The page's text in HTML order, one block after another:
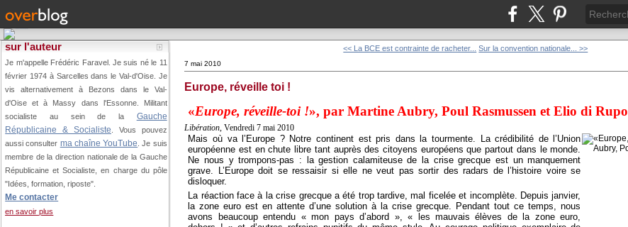
sur l'auteur
Je m'appelle Frédéric Faravel. Je suis né le 11
février 1974 à Sarcelles dans le Val-d'Oise. Je
vis alternativement à Bezons dans le Val-
d'Oise et à Massy dans l'Essonne. Militant
socialiste au sein de la Gauche
Républicaine & Socialiste . Vous pouvez
aussi consulter ma chaîne YouTube . Je suis
membre de la direction nationale de la Gauche
Républicaine et Socialiste, en charge du pôle
"Idées, formation, riposte".
Me contacter
en savoir plus
<< La BCE est contrainte de racheter... Sur la convention nationale... >>
7 mai 2010
Europe, réveille toi !
«Europe, réveille-toi !», par Martine Aubry, Poul Rasmussen et Elio di Rupo
Libération , Vendredi 7 mai 2010
Mais où va l’Europe ? Notre continent est pris dans la tourmente. La crédibilité de l’Union
européenne est en chute libre tant auprès des citoyens européens que partout dans le monde.
Ne nous y trompons-pas : la gestion calamiteuse de la crise grecque est un manquement
grave. L’Europe doit se ressaisir si elle ne veut pas sortir des radars de l’histoire voire se
disloquer.
La réaction face à la crise grecque a été trop tardive, mal ficelée et incomplète. Depuis janvier,
la zone euro est en attente d’une solution à la crise grecque. Pendant tout ce temps, nous
avons beaucoup entendu « mon pays d’abord », « les mauvais élèves de la zone euro,